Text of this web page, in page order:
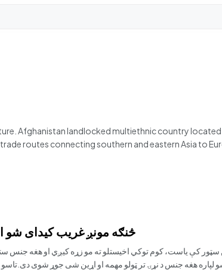
Afghanistan landlocked multiethnic country
routes connecting southern and eastern Asia to
څنګه مونږ غریب کیدای
سټور کې یاست، کوم توکي اخیستلو ته مو زړه کیږي او هغه جنس